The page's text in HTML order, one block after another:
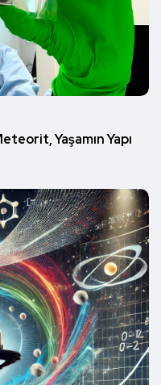
Yaşamın Yapı